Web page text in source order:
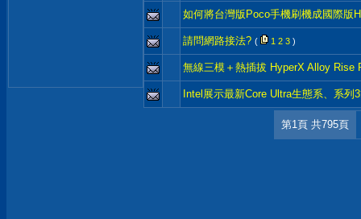
如何將台灣版Poco手機刷機成國際版
請問網路接法? ( 1 2 3 )
無線三模＋熱插拔 HyperX Alloy Rise
Intel展示最新Core Ultra生態系、系
第1頁 共795頁